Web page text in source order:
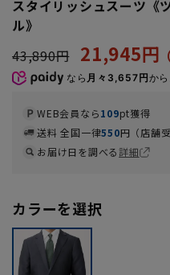
スタイリッシュスーツ《
ル》
43,890円
21,945円
なら 月々3,657円か
WEB会員なら109pt獲得
送料 全国一律550円（店舗
お届け日を調べる詳細
カラーを選択